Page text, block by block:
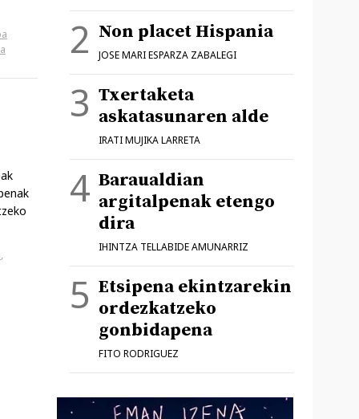
,
Non placet Hispania
JOSE MARI ESPARZA ZABALEGI
Txertaketa
askatasunaren alde
IRATI MUJIKA LARRETA
Baraualdian
argitalpenak etengo
dira
IHINTZA TELLABIDE AMUNARRIZ
Etsipena ekintzarekin
ordezkatzeko
gonbidapena
FITO RODRIGUEZ